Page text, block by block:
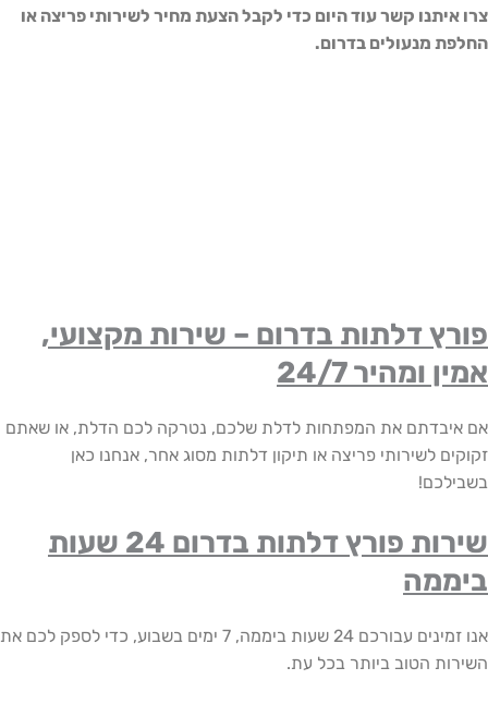
קשר עוד היום כדי לקבל הצעת מחיר לשירותי פריצה או
מנעולים בדרום.
דלתות בדרום – שירות מקצועי,
ומהיר 24/7
את המפתחות לדלת שלכם, נטרקה לכם הדלת, או שאתם
לשירותי פריצה או תיקון דלתות מסוג אחר, אנחנו כאן
שירות פורץ דלתות בדרום 24 שעות
אנו זמינים עבורכם 24 שעות ביממה, 7 ימים בשבוע, כדי לספק לכם את
הטוב ביותר בכל עת.